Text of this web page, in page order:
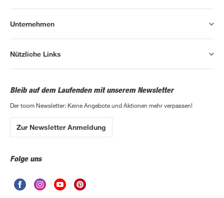
Unternehmen
Nützliche Links
Bleib auf dem Laufenden mit unserem Newsletter
Der toom Newsletter: Keine Angebote und Aktionen mehr verpassen!
Zur Newsletter Anmeldung
Folge uns